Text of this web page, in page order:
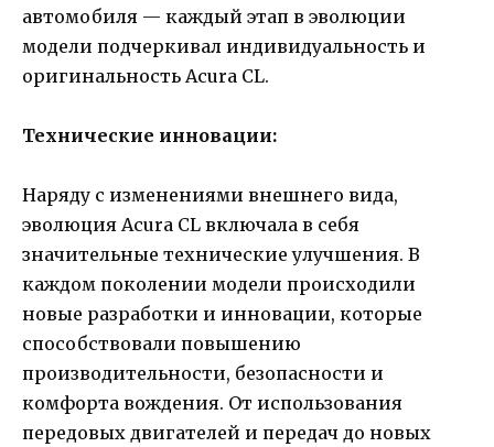
автомобиля — каждый этап в эволюции
модели подчеркивал индивидуальность и
оригинальность Acura CL.
Технические инновации:
Наряду с изменениями внешнего вида,
эволюция Acura CL включала в себя
значительные технические улучшения. В
каждом поколении модели происходили
новые разработки и инновации, которые
способствовали повышению
производительности, безопасности и
комфорта вождения. От использования
передовых двигателей и передач до новых